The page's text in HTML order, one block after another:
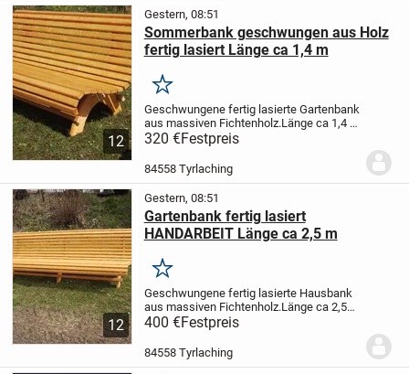
12
Gestern, 08:51
Sommerbank geschwungen aus Holz
fertig lasiert Länge ca 1,4 m
Merken
Geschwungene fertig lasierte Gartenbank
aus massiven Fichtenholz.Länge ca 1,4 m
ABHOLPREIS in 84558 TYRLACING
!!!!!!!!!!!!!!!!!!!!!!!!!!!!!!!! 320.- Euro
!!!!!!!!!!!!!!!!!!!!!!!!!!!!!!!!!...
320 €Festpreis
84558 Tyrlaching
12
Gestern, 08:51
Gartenbank fertig lasiert
HANDARBEIT Länge ca 2,5 m
Merken
Geschwungene fertig lasierte Hausbank
aus massiven Fichtenholz.Länge ca 2,5
m.ABHOLPREIS in 84558
TYRLACHING
Euro !!!!!!!!!!!!!!!!!!!!!!!!!
400 €Festpreis
84558 Tyrlaching